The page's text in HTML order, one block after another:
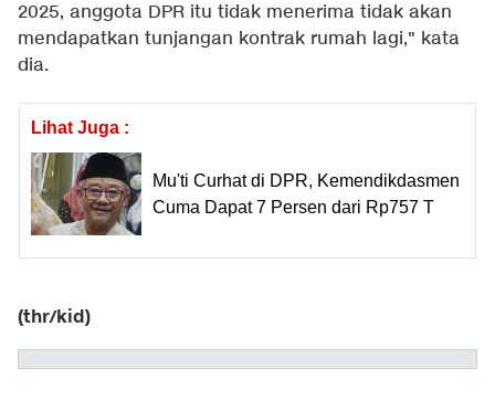
2025, anggota DPR itu tidak menerima tidak akan
mendapatkan tunjangan kontrak rumah lagi," kata
dia.
Lihat Juga :
Mu'ti Curhat di DPR, Kemendikdasmen
Cuma Dapat 7 Persen dari Rp757 T
(thr/kid)